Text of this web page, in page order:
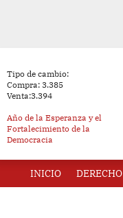
Tipo de cambio:
Compra: 3.385
Venta:3.394
Año de la Esperanza y el
Fortalecimiento de la
Democracia
INICIO DERECHO